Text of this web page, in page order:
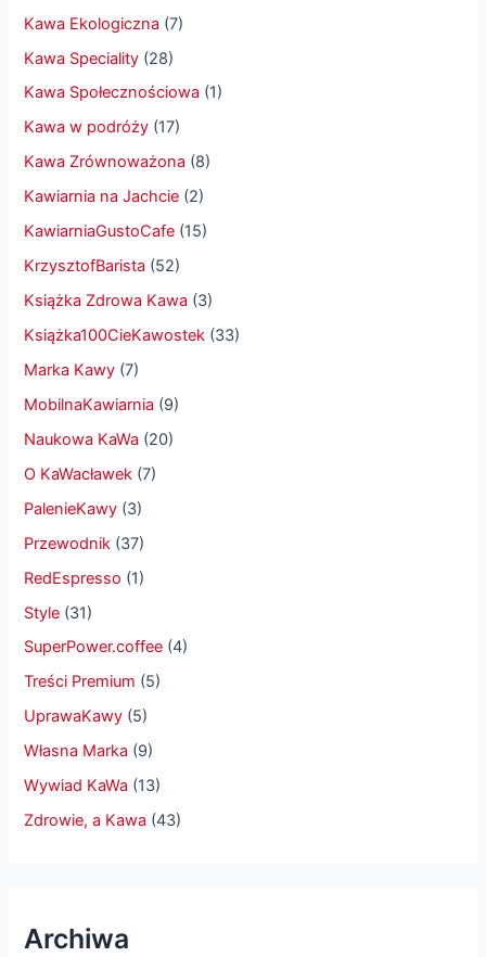
Kawa Ekologiczna (7)
Kawa Speciality (28)
Kawa Społecznościowa (1)
Kawa w podróży (17)
Kawa Zrównoważona (8)
Kawiarnia na Jachcie (2)
KawiarniaGustoCafe (15)
KrzysztofBarista (52)
Książka Zdrowa Kawa (3)
Książka100CieKawostek (33)
Marka Kawy (7)
MobilnaKawiarnia (9)
Naukowa KaWa (20)
O KaWacławek (7)
PalenieKawy (3)
Przewodnik (37)
RedEspresso (1)
Style (31)
SuperPower.coffee (4)
Treści Premium (5)
UprawaKawy (5)
Własna Marka (9)
Wywiad KaWa (13)
Zdrowie, a Kawa (43)
Archiwa